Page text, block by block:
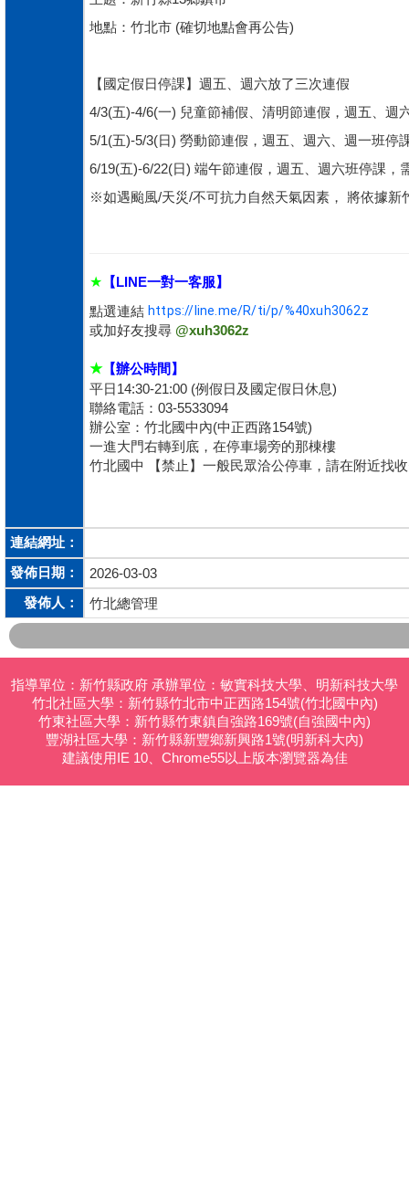
地點：竹北市 (確切地點會再公告)
【國定假日停課】週五、週六放了三次連假
4/3(五)-4/6(一) 兒童節補假、清明節連假，週五、
5/1(五)-5/3(日) 勞動節連假，週五、週六、週一班
6/19(五)-6/22(日) 端午節連假，週五、週六班停課
※如遇颱風/天災/不可抗力自然天氣因素， 將依據新
★ 【LINE一對一客服】
點選連結 https://line.me/R/ti/p/%40xuh3062z
或加好友搜尋 @xuh3062z
★【辦公時間】
平日14:30-21:00 (例假日及國定假日休息)
聯絡電話：03-5533094
辦公室：竹北國中內(中正西路154號)
一進大門右轉到底，在停車場旁的那棟樓
竹北國中 【禁止】一般民眾洽公停車，請在附近找
連結網址：
發佈日期： 2026-03-03
發佈人： 竹北總管理
指導單位：新竹縣政府 承辦單位：敏實科技大學、明新科技大學
竹北社區大學：新竹縣竹北市中正西路154號(竹北國中內)
竹東社區大學：新竹縣竹東鎮自強路169號(自強國中內)
豐湖社區大學：新竹縣新豐鄉新興路1號(明新科大內)
建議使用IE 10、Chrome55以上版本瀏覽器為佳